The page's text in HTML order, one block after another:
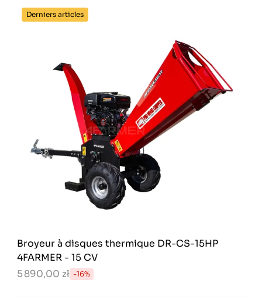
Derniers articles
Broyeur à disques thermique DR-CS-15HP
4FARMER - 15 CV
5 890,00 zł -16%